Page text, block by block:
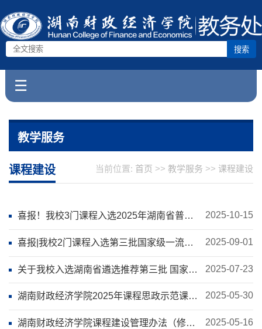
搜索
☰
教学服务
当前位置: 首页 >> 教学服务 >> 课程建设
课程建设
喜报！我校3门课程入选2025年湖南省普通
高校课程思政示范课程
2025-10-15
喜报|我校2门课程入选第三批国家级一流本
科课程
2025-09-01
关于我校入选湖南省遴选推荐第三批 国家级
一流本科课程评审结果的公示
2025-07-23
湖南财政经济学院2025年课程思政示范课程
申报评审结果公示
2025-05-30
湖南财政经济学院课程建设管理办法（修
2025-05-16